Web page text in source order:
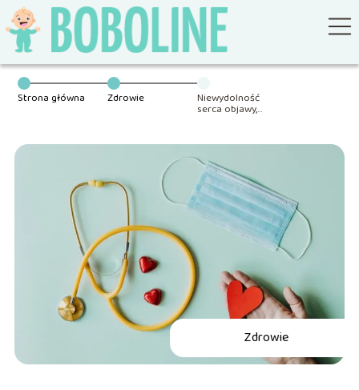
Strona główna Zdrowie Niewydolność
serca objawy,
Zdrowie